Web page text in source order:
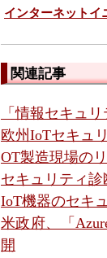
インターネットイ
関連記事
「情報セキュ
欧州IoTセキュ
OT製造現場の
セキュリティ診
IoT機器のセキ
米政府、「
開